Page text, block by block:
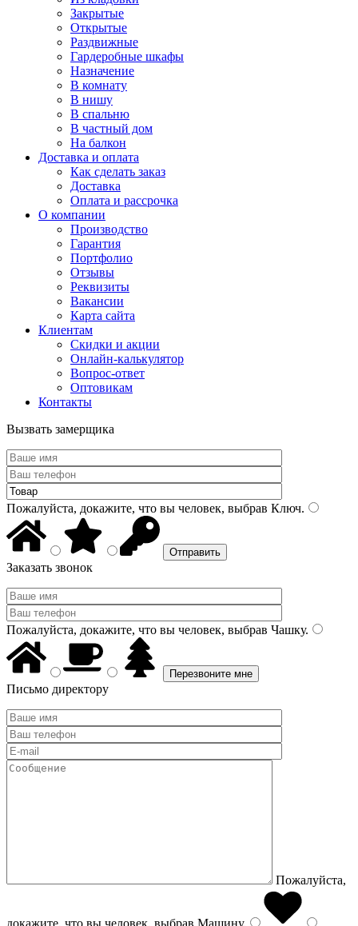
Закрытые
Открытые
Раздвижные
Гардеробные шкафы
Назначение
В комнату
В нишу
В спальню
В частный дом
На балкон
Доставка и оплата
Как сделать заказ
Доставка
Оплата и рассрочка
О компании
Производство
Гарантия
Портфолио
Отзывы
Реквизиты
Вакансии
Карта сайта
Клиентам
Скидки и акции
Онлайн-калькулятор
Вопрос-ответ
Оптовикам
Контакты
Вызвать замерщика
Пожалуйста, докажите, что вы человек, выбрав Ключ.
Заказать звонок
Пожалуйста, докажите, что вы человек, выбрав Чашку.
Письмо директору
Пожалуйста,
докажите, что вы человек, выбрав Машину.